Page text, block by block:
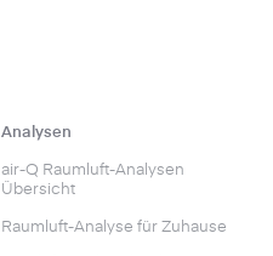
Analysen
air-Q Raumluft-Analysen
Übersicht
Raumluft-Analyse für Zuhause